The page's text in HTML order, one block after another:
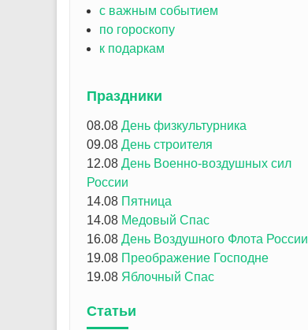
с важным событием
по гороскопу
к подаркам
Праздники
08.08 День физкультурника
09.08 День строителя
12.08 День Военно-воздушных сил
России
14.08 Пятница
14.08 Медовый Спас
16.08 День Воздушного Флота России
19.08 Преображение Господне
19.08 Яблочный Спас
Статьи